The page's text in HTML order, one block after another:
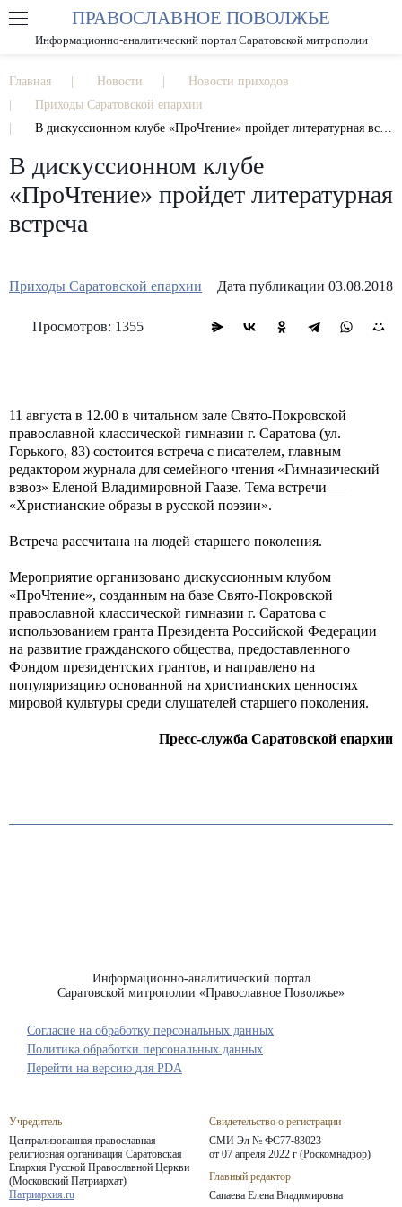
РАЗМЕР ШРИФТА А А
ПРАВОСЛАВНОЕ ПОВОЛЖЬЕ
Информационно-аналитический портал Саратовской митрополии
Главная Новости
Новости приходов
Приходы Саратовской епархии
В дискуссионном клубе «ПроЧтение» пройдет литературная встреча
В дискуссионном клубе
«ПроЧтение» пройдет литературная
встреча
Приходы Саратовской епархии Дата публикации 03.08.2018
Просмотров: 1355
11 августа в 12.00 в читальном зале Свято-Покровской
православной классической гимназии г. Саратова (ул.
Горького, 83) состоится встреча с писателем, главным
редактором журнала для семейного чтения «Гимназический
взвоз» Еленой Владимировной Гаазе. Тема встречи —
«Христианские образы в русской поэзии».
Встреча рассчитана на людей старшего поколения.
Мероприятие организовано дискуссионным клубом
«ПроЧтение», созданным на базе Свято-Покровской
православной классической гимназии г. Саратова с
использованием гранта Президента Российской Федерации
на развитие гражданского общества, предоставленного
Фондом президентских грантов, и направлено на
популяризацию основанной на христианских ценностях
мировой культуры среди слушателей старшего поколения.
Пресс-служба Саратовской епархии
Информационно-аналитический портал
Саратовской митрополии «Православное Поволжье»
Учредитель
Централизованная православная
религиозная организация Саратовская
Епархия Русской Православной Церкви
(Московский Патриархат)
Патриархия.ru
Свидетельство о регистрации
СМИ Эл № ФС77-83023
от 07 апреля 2022 г (Роскомнадзор)
Главный редактор
Сапаева Елена Владимировна
Согласие на обработку персональных данных
Политика обработки персональных данных
Перейти на версию для PDA